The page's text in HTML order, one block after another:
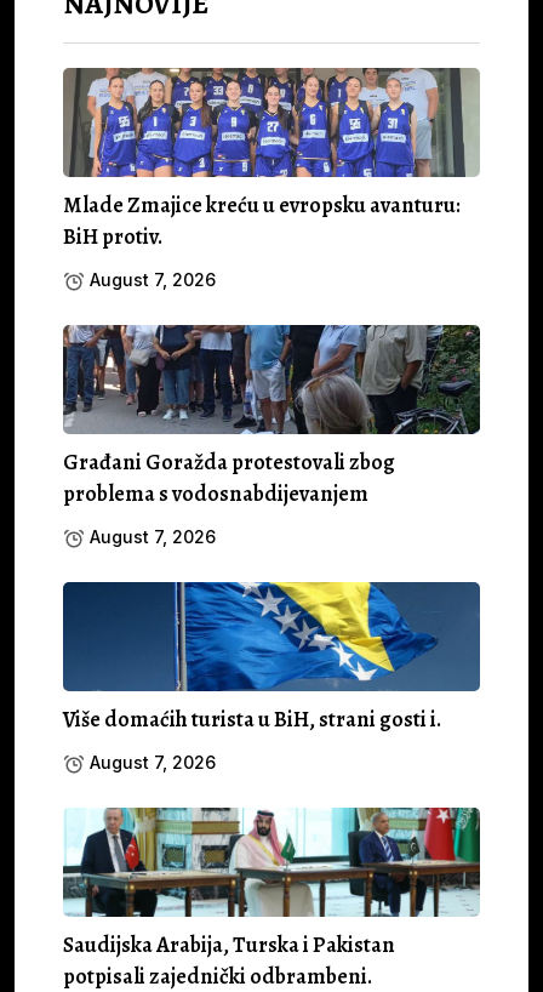
Mlade Zmajice kreću u evropsku avanturu:
BiH protiv.
August 7, 2026
Građani Goražda protestovali zbog
problema s vodosnabdijevanjem
August 7, 2026
Više domaćih turista u BiH, strani gosti i.
August 7, 2026
Saudijska Arabija, Turska i Pakistan
potpisali zajednički odbrambeni.